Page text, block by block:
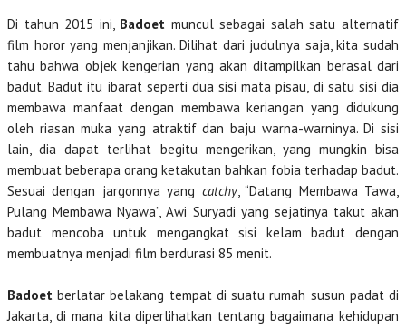
Di tahun 2015 ini, Badoet muncul sebagai salah satu alternatif
film horor yang menjanjikan. Dilihat dari judulnya saja, kita sudah
tahu bahwa objek kengerian yang akan ditampilkan berasal dari
badut. Badut itu ibarat seperti dua sisi mata pisau, di satu sisi dia
membawa manfaat dengan membawa keriangan yang didukung
oleh riasan muka yang atraktif dan baju warna-warninya. Di sisi
lain, dia dapat terlihat begitu mengerikan, yang mungkin bisa
membuat beberapa orang ketakutan bahkan fobia terhadap badut.
Sesuai dengan jargonnya yang catchy, “Datang Membawa Tawa,
Pulang Membawa Nyawa”, Awi Suryadi yang sejatinya takut akan
badut mencoba untuk mengangkat sisi kelam badut dengan
membuatnya menjadi film berdurasi 85 menit.
Badoet berlatar belakang tempat di suatu rumah susun padat di
Jakarta, di mana kita diperlihatkan tentang bagaimana kehidupan